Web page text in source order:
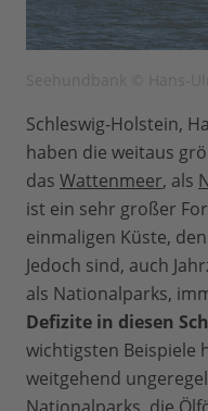
Schleswig-Holstein,
haben die weitaus
das Wattenmeer, als
ist ein sehr großer
einmaligen Küste,
Jedoch sind, auch
als Nationalparks,
Defizite in diesen
wichtigsten Beispiele
weitgehend